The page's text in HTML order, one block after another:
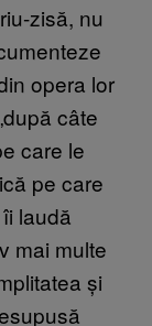
zisă, nu
opera lor
câte
care le
pe care
laudă
mai multe
și